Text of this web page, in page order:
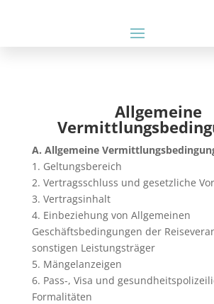
Allgemeine
A. Allgemeine
1. Geltungsbereich
2. Vertragsschluss und gesetzliche
3. Vertragsinhalt
4. Einbeziehung von Allgemeinen
Geschäftsbedingungen der
sonstigen Leistungsträger
5. Mängelanzeigen
6. Pass-, Visa und
Formalitäten